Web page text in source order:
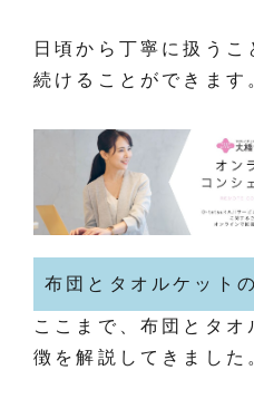
日頃から丁寧に扱う
続けることができます
布団とタオルケット
ここまで、布団とタ
徴を解説してきました